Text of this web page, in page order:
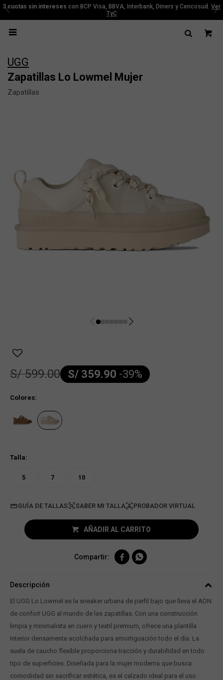
3 cuotas sin intereses con BCP Visa, BBVA, Interbank, Diners y Cencosud. Ver
TyC

UGG
Zapatillas Lo Lowmel Mujer
Zapatillas
S/ 359.90 -39
S/ 599.00
Colores:
Talla:
5 7 10
GUÍA DE TALLAS PROBADOR VIRTUAL
AÑADIR AL CARRITO
 
Descripción
El UGG Lo Lowmel es la sneaker urbana de perfil bajo que lleva el ADN
de confort UGG al mundo de las zapatillas. Con una construcción
limpia y minimalista en cuero y textil premium, ofrece una plantilla
interior densamente acolchada para amortiguación todo el día. La
suela de caucho flexible proporciona tracción y durabilidad en todo
tipo de superficies. Diseñada para la mujer moderna que busca
comodidad sin sacrificar estética, es el calzado ideal para el uso